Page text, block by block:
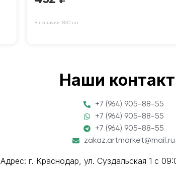
В наличии: 820 шт
Наши
+7 (964) 905-88-55
+7 (964) 905-88-55
+7 (964) 905-88-55
zakaz.artmarket@mail.ru
Адрес: г. Краснодар, ул. Суздальская 1 с